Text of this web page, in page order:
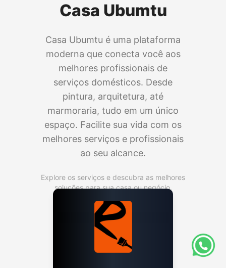
Casa Ubumtu
Casa Ubumtu é uma plataforma
moderna que conecta você aos
melhores profissionais de
serviços domésticos. Desde
pintura, arquitetura, até
marmoraria, tudo em um único
espaço. Facilite sua vida com os
melhores serviços e profissionais
ao seu alcance.
Explore os serviços e descubra as melhores
soluções para sua casa ou negócio.